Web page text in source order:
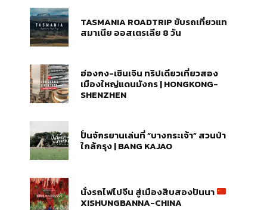
TASMANIA ROADTRIP ขับรถเที่ยวแท
สมาเนีย ออสเตรเลีย 8 วัน
ฮ่องกง-เซินเจิน ทริปเดียวเที่ยวสอง
เมืองใหญ่แดนมังกร | HONGKONG-
SHENZHEN
ปั่นจักรยานเล่นที่ “บางกระเจ้า” สวนป่า
ใกล้กรุง | BANG KAJAO
นั่งรถไฟไปจีน สู่เมืองสิบสองปันนา
XISHUNGBANNA-CHINA